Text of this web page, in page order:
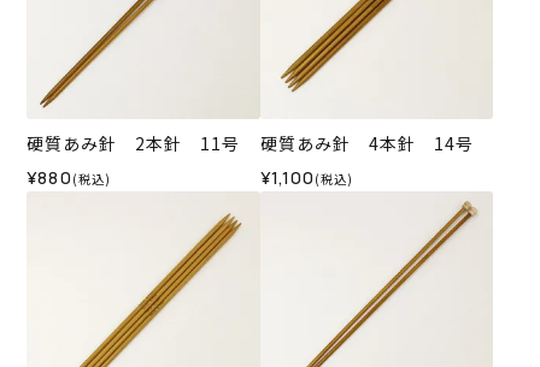
硬質あみ針 2本針 11号
¥880 (税込)
硬質あみ針 4本針 14号
¥1,100 (税込)